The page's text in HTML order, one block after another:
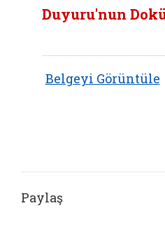
Duyuru'nun
Belgeyi Görüntüle
Paylaş